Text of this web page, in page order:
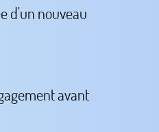
d'un nouveau
avant